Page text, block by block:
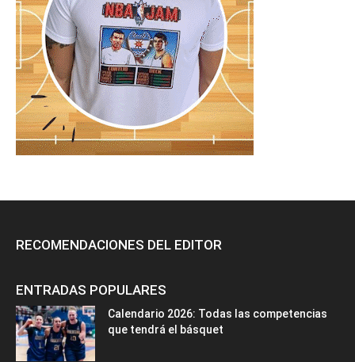
RECOMENDACIONES DEL EDITOR
ENTRADAS POPULARES
Calendario 2026: Todas las competencias
que tendrá el básquet